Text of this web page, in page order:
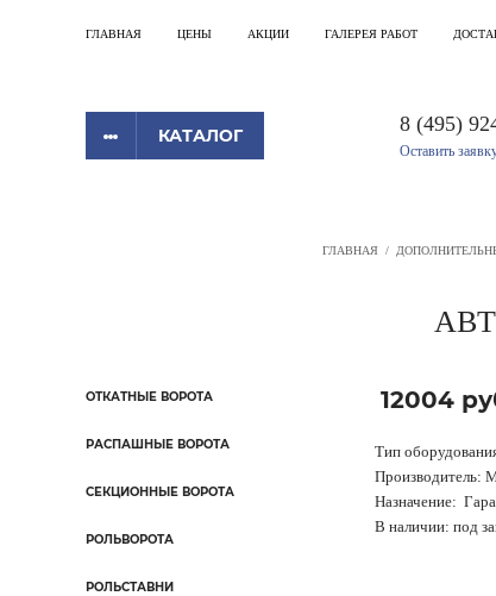
ГЛАВНАЯ ЦЕНЫ АКЦИИ ГАЛЕРЕЯ РАБОТ
КАТАЛОГ 8 (495)
Оставить
ГЛАВНАЯ /
ОТКАТНЫЕ ВОРОТА
РАСПАШНЫЕ ВОРОТА
СЕКЦИОННЫЕ ВОРОТА
РОЛЬВОРОТА
РОЛЬСТАВНИ
12004
Тип
Производитель:
Назначение:
В наличии: под